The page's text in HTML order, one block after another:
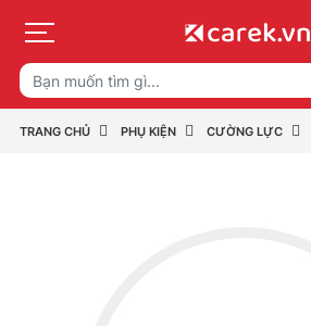
TRANG CHỦ PHỤ KIỆN CƯỜNG LỰC